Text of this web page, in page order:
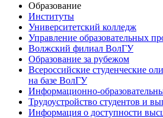
Образование
Институты
Университетский колледж
Управление образовательных
Волжский филиал ВолГУ
Образование за рубежом
Всероссийские студенческие
на базе ВолГУ
Информационно-
Трудоустройство студентов и
Информация о доступности